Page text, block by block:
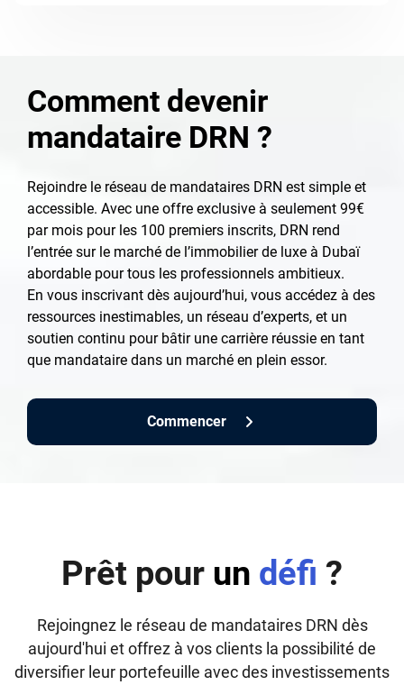
Comment devenir
mandataire DRN ?
Rejoindre le réseau de mandataires DRN est simple et
accessible. Avec une offre exclusive à seulement 99€
par mois pour les 100 premiers inscrits, DRN rend
l’entrée sur le marché de l’immobilier de luxe à Dubaï
abordable pour tous les professionnels ambitieux.
En vous inscrivant dès aujourd’hui, vous accédez à des
ressources inestimables, un réseau d’experts, et un
soutien continu pour bâtir une carrière réussie en tant
que mandataire dans un marché en plein essor.
Commencer
Prêt pour un défi ?
Rejoingnez le réseau de mandataires DRN dès
aujourd'hui et offrez à vos clients la possibilité de
diversifier leur portefeuille avec des investissements